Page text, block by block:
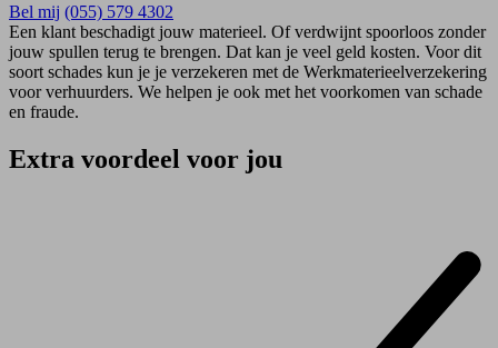
Bel mij (055) 579 4302
Een klant beschadigt jouw materieel. Of verdwijnt spoorloos zonder
jouw spullen terug te brengen. Dat kan je veel geld kosten. Voor dit
soort schades kun je je verzekeren met de Werkmaterieelverzekering
voor verhuurders. We helpen je ook met het voorkomen van schade
en fraude.
Extra voordeel voor jou